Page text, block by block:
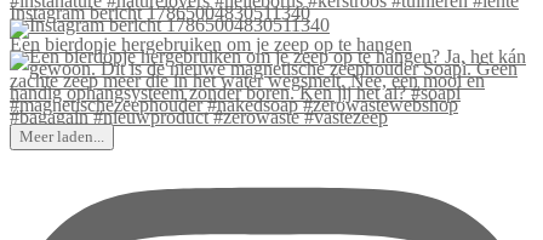
Instagram bericht 17865004830511340
Een bierdopje hergebruiken om je zeep op te hangen
Meer laden...